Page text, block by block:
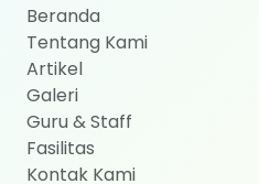
Beranda
Tentang Kami
Artikel
Galeri
Guru & Staff
Fasilitas
Kontak Kami